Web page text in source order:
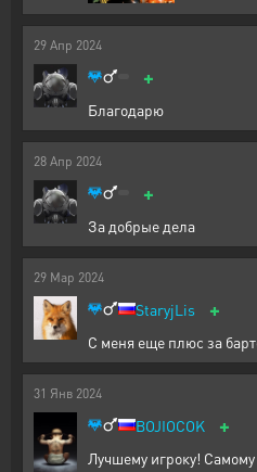
29 Апр 2024
+
Благодарю
28 Апр 2024
+
За добрые дела
29 Мар 2024
StaryjLis +
С меня еще плюс за
31 Янв 2024
BOJIOCOK +
Лучшему игроку!